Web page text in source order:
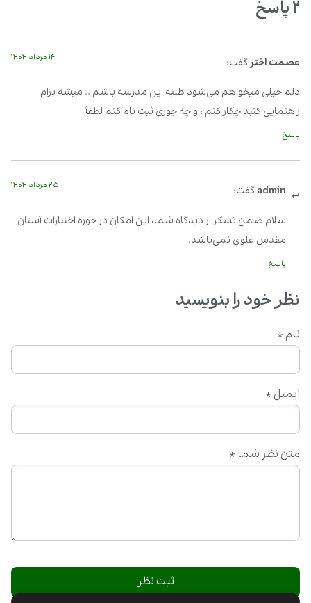
۲ پاسخ
عصمت اخترگفت: ۱۴ مرداد ۱۴۰۴
دلم خیلی میخواهم می‌شود طلبه این مدرسه باشم .. میشه برام
راهنمایی کنید چکار کنم ، و چه جوری ثبت نام کنم لطفاً
پاسخ
adminگفت: ۲۵ مرداد ۱۴۰۴
سلام ضمن تشکر از دیدگاه شما، این امکان در حوزه اختیارات آستان
مقدس علوی نمی‌باشد.
پاسخ
نظر خود را بنویسید
متن نظر شما *
نام *
ایمیل *